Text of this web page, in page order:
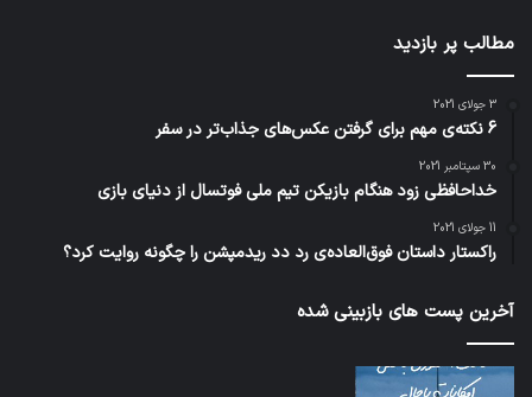
مطالب پر بازدید
3 جولای 2021
6 نکته‌ی مهم برای گرفتن عکس‌های جذاب‌تر در سفر
30 سپتامبر 2021
خداحافظی زود هنگام بازیکن تیم ملی فوتسال از دنیای بازی
11 جولای 2021
راکستار داستان فوق‌العاده‌ی رد دد ریدمپشن را چگونه روایت کرد؟
آخرین پست های بازبینی شده